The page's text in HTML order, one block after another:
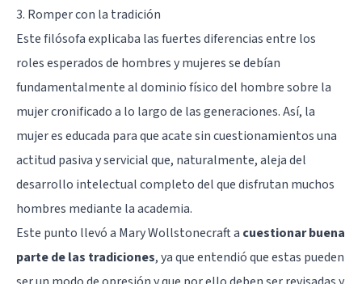
3. Romper con la tradición
Este filósofa explicaba las fuertes diferencias entre los
roles esperados de hombres y mujeres se debían
fundamentalmente al dominio físico del hombre sobre la
mujer cronificado a lo largo de las generaciones. Así, la
mujer es educada para que acate sin cuestionamientos una
actitud pasiva y servicial que, naturalmente, aleja del
desarrollo intelectual completo del que disfrutan muchos
hombres mediante la academia.
Este punto llevó a Mary Wollstonecraft a cuestionar buena
parte de las tradiciones, ya que entendió que estas pueden